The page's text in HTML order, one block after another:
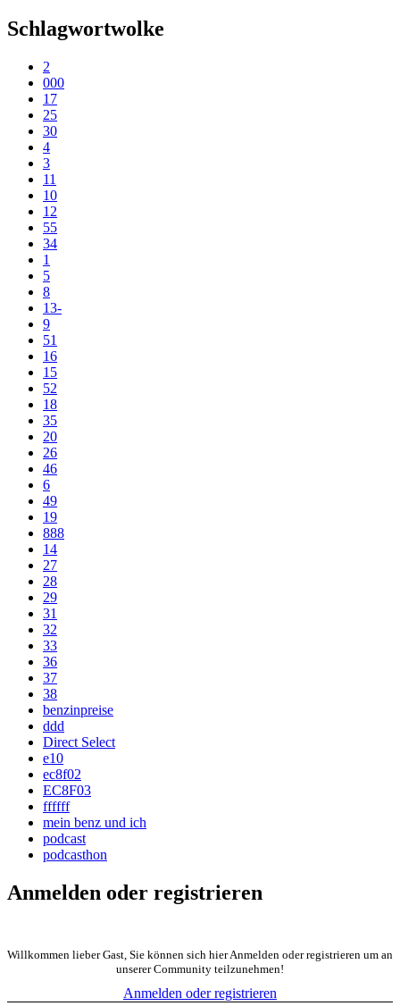
Schlagwortwolke
2
000
17
25
30
4
3
11
10
12
55
34
1
5
8
13-
9
51
16
15
52
18
35
20
26
46
6
49
19
888
14
27
28
29
31
32
33
36
37
38
benzinpreise
ddd
Direct Select
e10
ec8f02
EC8F03
ffffff
mein benz und ich
podcast
podcasthon
Anmelden oder registrieren
Willkommen lieber Gast, Sie können sich hier Anmelden oder registrieren um an
unserer Community teilzunehmen!
Anmelden oder registrieren